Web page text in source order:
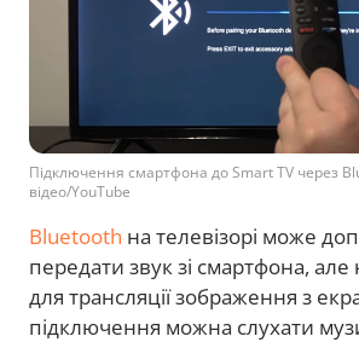
Підключення смартфона до Smart TV через
відео/YouTube
Bluetooth на телевізорі може
передати звук зі смартфона, але
для трансляції зображення з
підключення можна слухати